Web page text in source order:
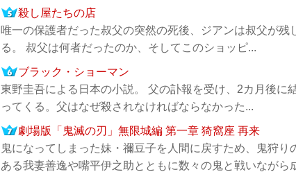
殺し屋たちの店
唯一の保護者だった叔父の突然の死後、ジアンは叔父が
る。 叔父は何者だったのか、そしてこのショッピ...
ブラック・ショーマン
東野圭吾による日本の小説。 父の訃報を受け、2カ月後に
ってくる。父はなぜ殺されなければならなかった...
劇場版「鬼滅の刃」無限城編 第一章 猗窩座 再来
鬼になってしまった妹・禰󠄀豆子を人間に戻すため、鬼狩
ある我妻善逸や嘴平伊之助とともに数々の鬼と戦いながら